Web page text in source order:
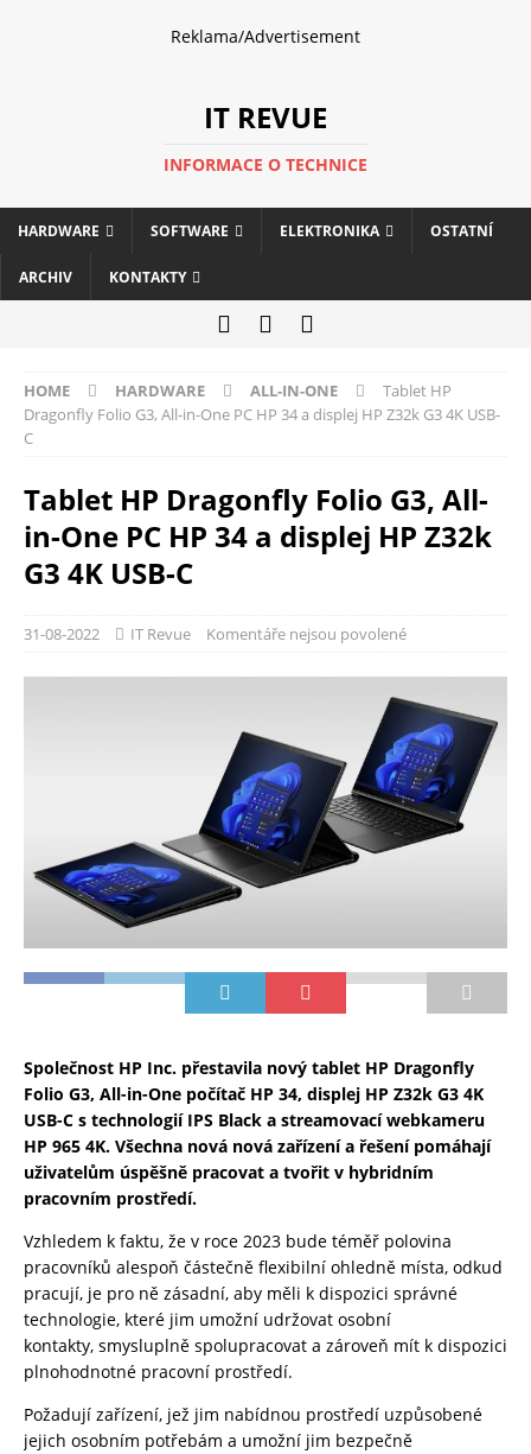
Reklama/Advertisement
IT REVUE
INFORMACE O TECHNICE
HARDWARE SOFTWARE ELEKTRONIKA OSTATNÍ
ARCHIV KONTAKTY
HOME HARDWARE ALL-IN-ONE
Tablet HP
Dragonfly Folio G3, All-in-One PC HP 34 a displej HP Z32k G3 4K USB-
C
Tablet HP Dragonfly Folio G3, All-
in-One PC HP 34 a displej HP Z32k
G3 4K USB-C
31-08-2022 IT Revue Komentáře nejsou povolené
Společnost HP Inc. přestavila nový tablet HP Dragonfly
Folio G3, All-in-One počítač HP 34, displej HP Z32k G3 4K
USB-C s technologií IPS Black a streamovací webkameru
HP 965 4K. Všechna nová nová zařízení a řešení pomáhají
uživatelům úspěšně pracovat a tvořit v hybridním
pracovním prostředí.
Vzhledem k faktu, že v roce 2023 bude téměř polovina
pracovníků alespoň částečně flexibilní ohledně místa, odkud
pracují, je pro ně zásadní, aby měli k dispozici správné
technologie, které jim umožní udržovat osobní
kontakty, smysluplně spolupracovat a zároveň mít k dispozici
plnohodnotné pracovní prostředí.
Požadují zařízení, jež jim nabídnou prostředí uzpůsobené
jejich osobním potřebám a umožní jim bezpečně